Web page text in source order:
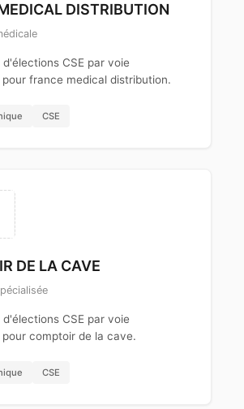
DISTRIBUTION
CSE par voie
france medical distribution.
CSE
DE LA CAVE
CSE par voie
comptoir de la cave.
CSE